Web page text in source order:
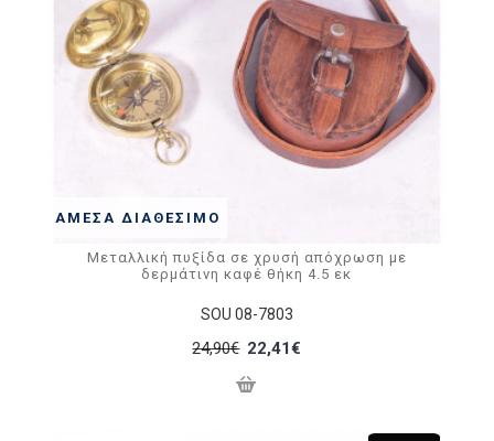
ΆΜΕΣΑ ΔΙΑΘΈΣΙΜΟ
SOU 08-7803
Μεταλλική πυξίδα σε χρυσή απόχρωση με
δερμάτινη καφέ θήκη 4.5 εκ
24,90€ 22,41€